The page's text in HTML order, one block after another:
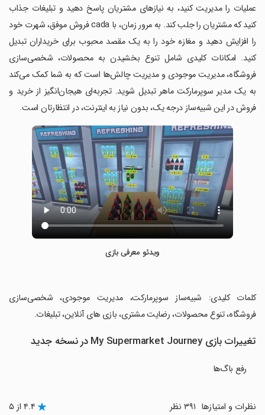
عملیات را مدیریت کنید، به نیازهای مشتریان پاسخ دهید و تبلیغات جذاب
کنید که مشتریان را جلب کند. به مرور زمان، با cada فروش موفق، شهرت خود
را افزایش دهید و مغازه خود را به یک مقصد محبوب برای خریداران تبدیل
کنید. امکانات کلیدی شامل تنوع بخشیدن به محصولات، شخصی‌سازی
فروشگاه، مدیریت موجودی و مدیریت چالش‌ها است که به شما کمک می‌کند
به یک مدیر سوپرمارکت ماهر تبدیل شوید. تجربه‌ای هیجان‌انگیز از خرید و
فروش در این شبیه‌ساز درجه یک، بدون نیاز به اینترنت، در انتظارتان است.
ویدئو معرفی بازی
‏کلمات کلیدی: شبیه‌ساز سوپرمارکت، مدیریت موجودی، شخصی‌سازی
فروشگاه، تنوع محصولات، رضایت مشتری، بازی های آنلاین، تبلیغات.
تغییرات بازی My Supermarket Journey در نسخه جدید
رفع باگ‌ها
نظرات و امتیازها ۴.۴ از ۵